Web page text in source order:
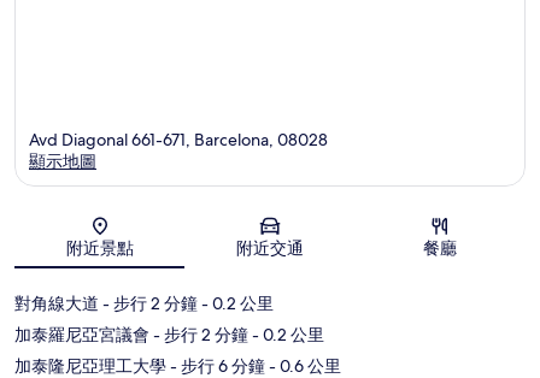
地圖
Avd Diagonal 661-671, Barcelona, 08028
顯示地圖
附近景點 附近交通 餐廳
對角線大道 - 步行 2 分鐘- 0.2 公里
加泰羅尼亞宮議會 - 步行 2 分鐘- 0.2 公里
加泰隆尼亞理工大學- 步行 6 分鐘- 0.6 公里